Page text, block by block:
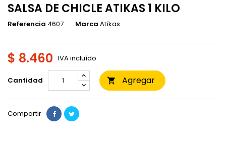
SALSA DE CHICLE ATIKAS 1 KILO
Referencia 4607 Marca Atíkas
$ 8.460 IVA incluído
Cantidad  Agregar
Compartir